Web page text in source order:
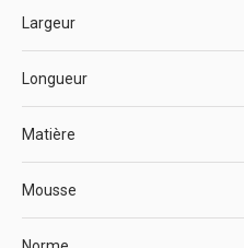
Largeur
Longueur
Matière
Mousse